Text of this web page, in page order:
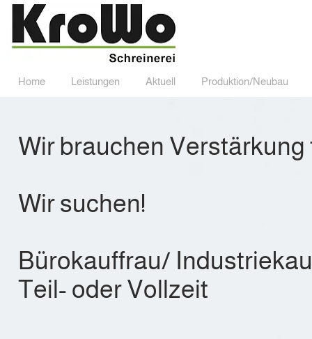
Wir brauchen Verstärkung
Wir suchen!
Bürokauffrau/
Teil- oder Vollzeit
Home Leistungen Aktuell Produktion/
Home Leistungen Aktuell Produktion/Neubau